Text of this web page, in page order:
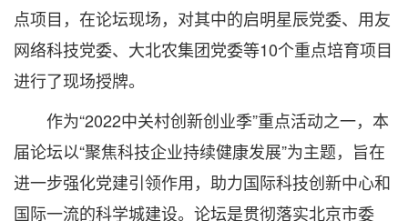
点项目，在论坛现场，对其中的启明星辰党委、用友
网络科技党委、大北农集团党委等10个重点培育项目
进行了现场授牌。
作为“2022中关村创新创业季”重点活动之一，本
届论坛以“聚焦科技企业持续健康发展”为主题，旨在
进一步强化党建引领作用，助力国际科技创新中心和
国际一流的科学城建设。论坛是贯彻落实北京市委